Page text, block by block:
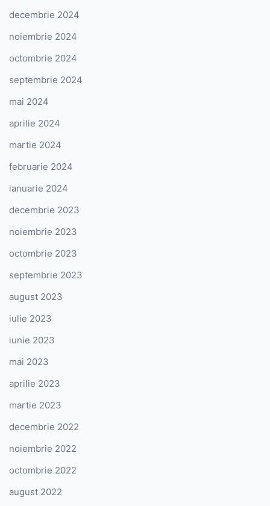
decembrie 2024
noiembrie 2024
octombrie 2024
septembrie 2024
mai 2024
aprilie 2024
martie 2024
februarie 2024
ianuarie 2024
decembrie 2023
noiembrie 2023
octombrie 2023
septembrie 2023
august 2023
iulie 2023
iunie 2023
mai 2023
aprilie 2023
martie 2023
decembrie 2022
noiembrie 2022
octombrie 2022
august 2022